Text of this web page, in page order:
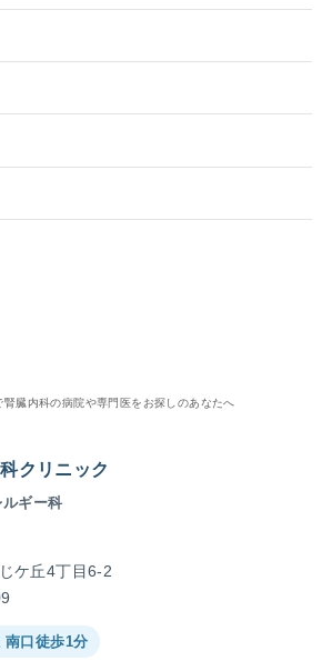
腎臓内科の病院や専門医をお探しのあなたへ
クリニック
ギー科
ケ丘4丁目6-2
南口徒歩1分